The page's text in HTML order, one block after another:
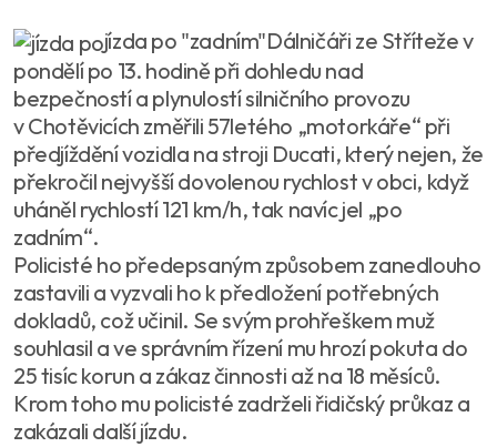
jízda po "zadním"Dálničáři ze Stříteže v
pondělí po 13. hodině při dohledu nad
bezpečností a plynulostí silničního provozu
v Chotěvicích změřili 57letého „motorkáře“ při
předjíždění vozidla na stroji Ducati, který nejen, že
překročil nejvyšší dovolenou rychlost v obci, když
uháněl rychlostí 121 km/h, tak navíc jel „po
zadním“.
Policisté ho předepsaným způsobem zanedlouho
zastavili a vyzvali ho k předložení potřebných
dokladů, což učinil. Se svým prohřeškem muž
souhlasil a ve správním řízení mu hrozí pokuta do
25 tisíc korun a zákaz činnosti až na 18 měsíců.
Krom toho mu policisté zadrželi řidičský průkaz a
zakázali další jízdu.